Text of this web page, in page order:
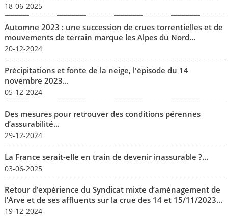
18-06-2025
Automne 2023 : une succession de crues torrentielles et de
mouvements de terrain marque les Alpes du Nord...
20-12-2024
Précipitations et fonte de la neige, l'épisode du 14
novembre 2023...
05-12-2024
Des mesures pour retrouver des conditions pérennes
d’assurabilité...
29-12-2024
La France serait-elle en train de devenir inassurable ?...
03-06-2025
Retour d’expérience du Syndicat mixte d’aménagement de
l’Arve et de ses affluents sur la crue des 14 et 15/11/2023...
19-12-2024